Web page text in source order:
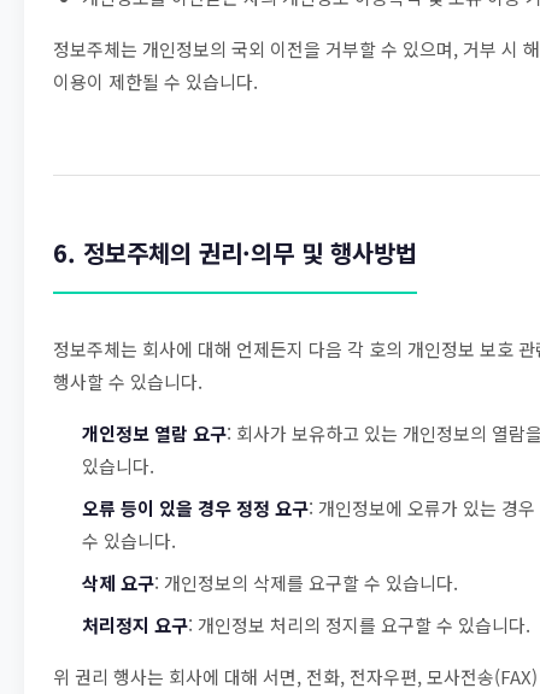
정보주체는 개인정보의 국외 이전을 거부할 수 있으며, 거부 시
이용이 제한될 수 있습니다.
6. 정보주체의 권리·의무 및 행사방법
정보주체는 회사에 대해 언제든지 다음 각 호의 개인정보 보호
행사할 수 있습니다.
개인정보 열람 요구: 회사가 보유하고 있는 개인정보의 열람
있습니다.
오류 등이 있을 경우 정정 요구: 개인정보에 오류가 있는 경
수 있습니다.
삭제 요구: 개인정보의 삭제를 요구할 수 있습니다.
처리정지 요구: 개인정보 처리의 정지를 요구할 수 있습니다.
위 권리 행사는 회사에 대해 서면, 전화, 전자우편, 모사전송